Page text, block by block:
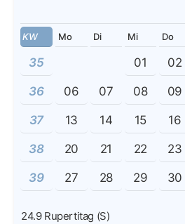
KW Mo Di Mi Do
35 01 02
36 06 07 08 09
37 13 14 15 16
38 20 21 22 23
39 27 28 29 30
24.9Rupertitag (S)